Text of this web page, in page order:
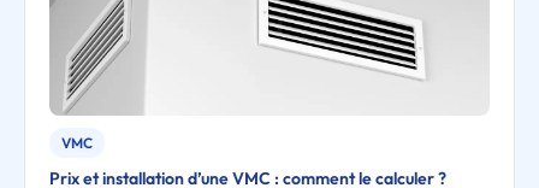
VMC
Prix et installation d’une VMC : comment le calculer ?